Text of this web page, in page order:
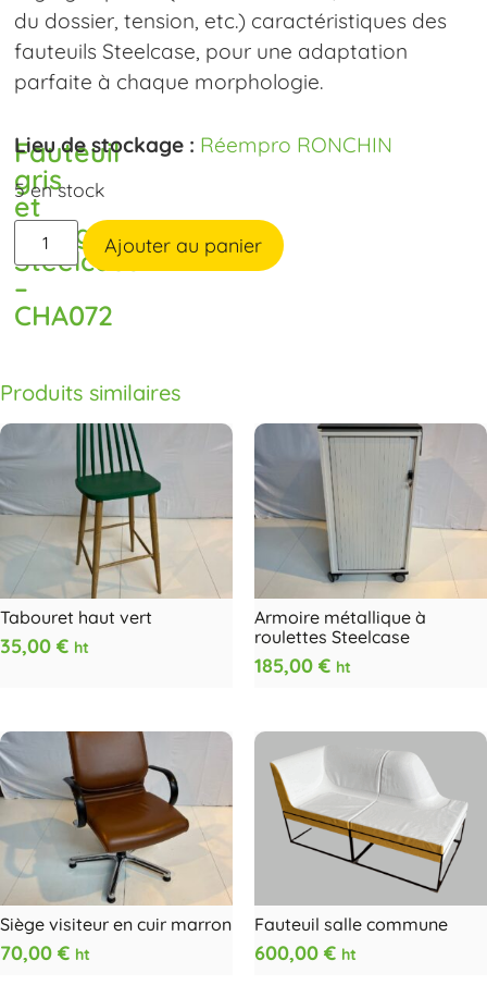
Fauteuil
gris
et
orange
Steelcase
–
CHA072
du dossier, tension, etc.) caractéristiques des
fauteuils Steelcase, pour une adaptation
parfaite à chaque morphologie.
Lieu de stockage : Réempro RONCHIN
5 en stock
Ajouter au panier
Produits similaires
Tabouret haut vert
35,00 € ht
Armoire métallique à
roulettes Steelcase
185,00 € ht
Siège visiteur en cuir marron
70,00 € ht
Fauteuil salle commune
600,00 € ht